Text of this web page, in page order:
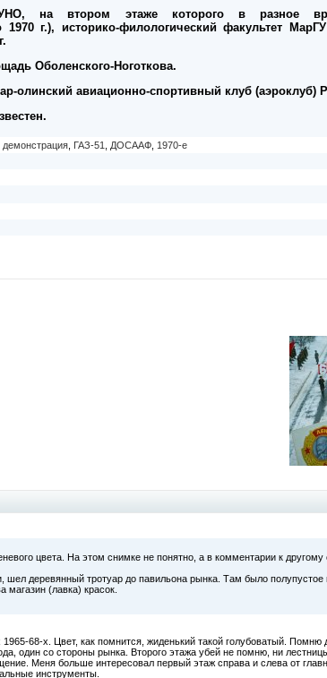
на втором этаже которого в разное
г.), историко-филологический факультет МарГУ
Оболенского-Ноготкова.
олинский авиационно-спортивный клуб (аэроклуб)
демонстрация ГАЗ-51 ДОСААФ 1970-е
цвета. На этом снимке не понятно, а в комментарии к
шел деревянный тротуар до павильона рынка. Там было полупустое
магазин (лавка) красок.
1965-68-х. Цвет, как помнится, жиденький такой голубоватый.
один со стороны рынка. Второго этажа убей не помню, ни
Меня больше интересовал первый этаж справа и слева от
инструменты.